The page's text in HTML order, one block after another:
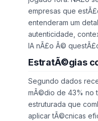
empresas que
entenderam um
autenticidade,
IA nÃ£o Ã©
EstratÃ©gias
Segundo dados
mÃ©dio de 43% no
estruturada que
aplicar tÃ©cnicas